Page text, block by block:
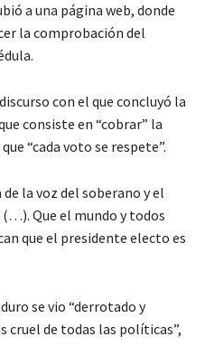
a una página web, donde
la comprobación del
con el que concluyó la
consiste en “cobrar” la
“cada voto se respete”.
la voz del soberano y el
Que el mundo y todos
que el presidente electo es
se vio “derrotado y
cruel de todas las políticas”,